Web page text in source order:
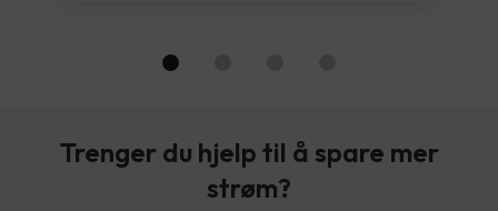
Trenger du hjelp til å spare mer
strøm?